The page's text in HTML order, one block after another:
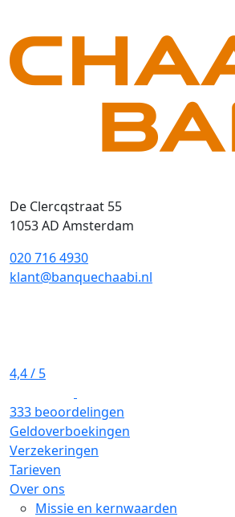
De Clercqstraat 55
1053 AD Amsterdam
020 716 4930
klant@banquechaabi.nl
4,4/ 5
333 beoordelingen
Geldoverboekingen
Verzekeringen
Tarieven
Over ons
Missie en kernwaarden